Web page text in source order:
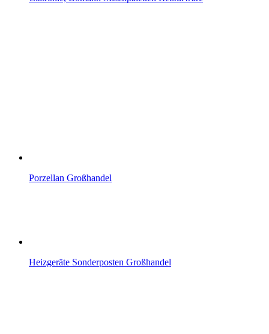
Porzellan Großhandel
Heizgeräte Sonderposten Großhandel